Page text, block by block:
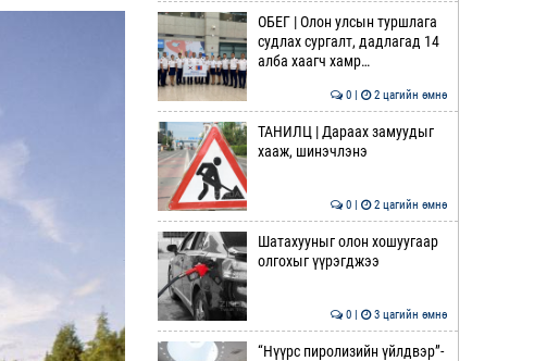
ОБЕГ | Олон улсын туршлага
судлах сургалт, дадлагад 14
алба хаагч хамр…
0 | 2 цагийн өмнө
ТАНИЛЦ | Дараах замуудыг
хааж, шинэчлэнэ
0 | 2 цагийн өмнө
Шатахууныг олон хошуугаар
олгохыг үүрэгджээ
0 | 3 цагийн өмнө
“Нүүрс пиролизийн үйлдвэр”-